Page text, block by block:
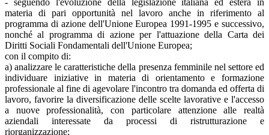
materia di pari opportunità nel lavoro anche in riferimento al
programma di azione dell'Unione Europea 1991-1995 e successivo,
nonché al programma di azione per l'attuazione della Carta dei
Diritti Sociali Fondamentali dell'Unione Europea;
con il compito di:
a) analizzare le caratteristiche della presenza femminile nel settore ed
individuare iniziative in materia di orientamento e formazione
professionale al fine di agevolare l'incontro tra domanda ed offerta di
lavoro, favorire la diversificazione delle scelte lavorative e l'accesso
a nuove professionalità, con particolare attenzione alle realtà
aziendali interessate da processi di ristrutturazione e
riorganizzazione;